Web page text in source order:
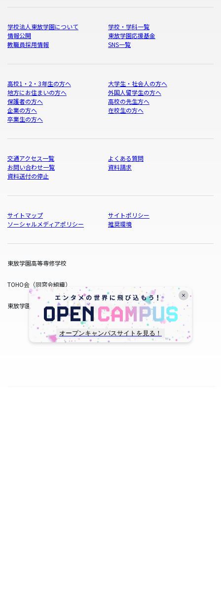
オープンキャンパスサイトを見る！
学校法人東放学園について
学校・学科一覧
情報公開
東放学園応援基金
教職員採用情報
SNS一覧
高校1・2・3年生の方へ
大学生・社会人の方へ
地方にお住まいの方へ
外国人留学生の方へ
保護者の方へ
高校の先生方へ
企業の方へ
在校生の方へ
卒業生の方へ
交通アクセス一覧
よくある質問
お問い合わせ一覧
資料請求
資料送付の停止
サイトマップ
サイトポリシー
ソーシャルメディアポリシー
推奨環境
東放学園高等専修学校
TOHO会（同窓会組織）
東放学園サービス
copyright © TOHO GAKUEN All Rights Reserved.